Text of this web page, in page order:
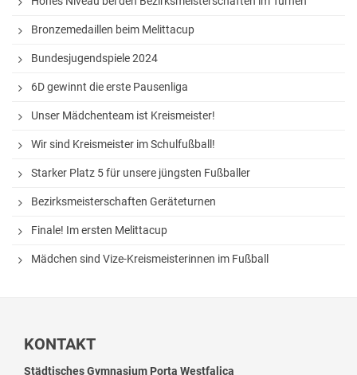
AGs
Musik
Sport
Theater
Schülerbibliothek
Medienscouts
Projekte
Bronzemedaillen beim Melittacup
Bundesjugendspiele 2024
6D gewinnt die erste Pausenliga
Unser Mädchenteam ist Kreismeister!
Wir sind Kreismeister im Schulfußball!
Starker Platz 5 für unsere jüngsten Fußballer
Bezirksmeisterschaften Geräteturnen
Finale! Im ersten Melittacup
Mädchen sind Vize-Kreismeisterinnen im Fußball
KONTAKT
Städtisches Gymnasium Porta Westfalica